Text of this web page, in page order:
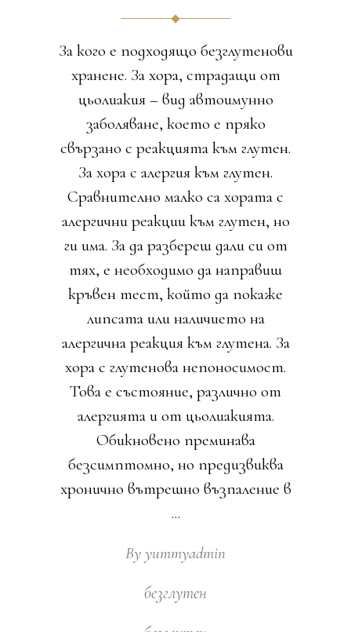
За кого е подходящо безглутенови
хранене. За хора, страдащи от
цьолиакия – вид автоимунно
заболяване, което е пряко
свързано с реакцията към глутен.
За хора с алергия към глутен.
Сравнително малко са хората с
алергични реакции към глутен, но
ги има. За да разбереш дали си от
тях, е необходимо да направиш
кръвен тест, който да покаже
липсата или наличието на
алергична реакция към глутена. За
хора с глутенова непоносимост.
Това е състояние, различно от
алергията и от цьолиакията.
Обикновено преминава
безсимптомно, но предизвиква
хронично вътрешно възпаление в
By yummyadmin
безглутен